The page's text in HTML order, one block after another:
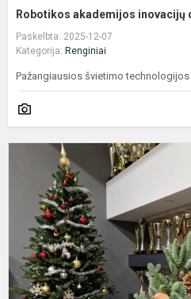
Robotikos akademijos inovacijų
Paskelbta: 2025-12-07
Kategorija: Renginiai
Pažangiausios švietimo